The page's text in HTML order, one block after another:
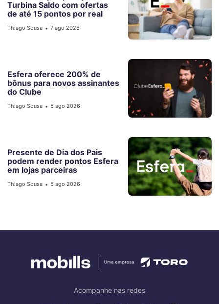
Turbina Saldo com ofertas
de até 15 pontos por real
Thiago Sousa • 7 ago 2026
Esfera oferece 200% de
bônus para novos assinantes
do Clube
Thiago Sousa • 5 ago 2026
Presente de Dia dos Pais
podem render pontos Esfera
em lojas parceiras
Thiago Sousa • 5 ago 2026
Acompanhe nas redes